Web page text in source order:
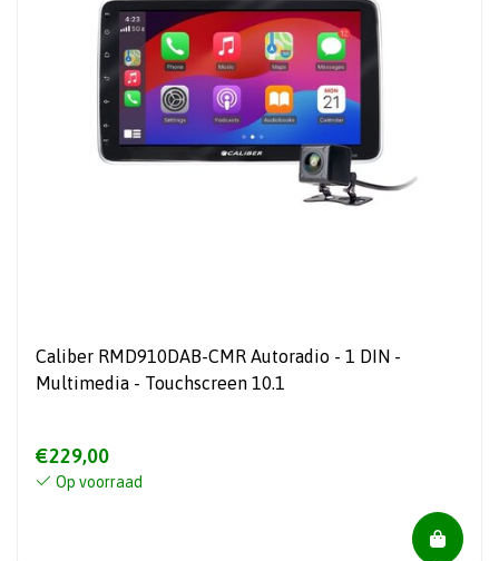
Caliber RMD910DAB-CMR Autoradio - 1 DIN -
Multimedia - Touchscreen 10.1
€229,00
Op voorraad